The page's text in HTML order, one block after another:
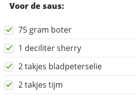
Voor de saus:
75 gram boter
1 deciliter sherry
2 takjes bladpeterselie
2 takjes tijm